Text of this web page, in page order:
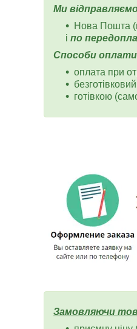
Ми
Нова Пошта
і по
Способи
оплата при
готівкою
Замовляючи